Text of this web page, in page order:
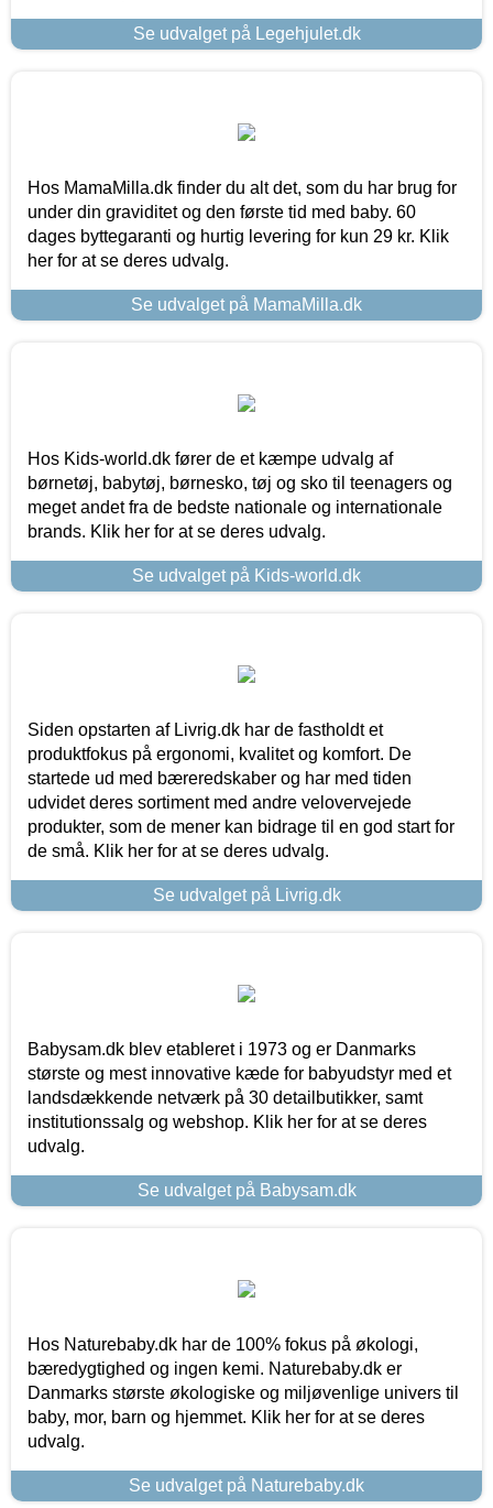
Se udvalget på Legehjulet.dk
Hos MamaMilla.dk finder du alt det, som du har brug for
under din graviditet og den første tid med baby. 60
dages byttegaranti og hurtig levering for kun 29 kr. Klik
her for at se deres udvalg.
Se udvalget på MamaMilla.dk
Hos Kids-world.dk fører de et kæmpe udvalg af
børnetøj, babytøj, børnesko, tøj og sko til teenagers og
meget andet fra de bedste nationale og internationale
brands. Klik her for at se deres udvalg.
Se udvalget på Kids-world.dk
Siden opstarten af Livrig.dk har de fastholdt et
produktfokus på ergonomi, kvalitet og komfort. De
startede ud med bæreredskaber og har med tiden
udvidet deres sortiment med andre velovervejede
produkter, som de mener kan bidrage til en god start for
de små. Klik her for at se deres udvalg.
Se udvalget på Livrig.dk
Babysam.dk blev etableret i 1973 og er Danmarks
største og mest innovative kæde for babyudstyr med et
landsdækkende netværk på 30 detailbutikker, samt
institutionssalg og webshop. Klik her for at se deres
udvalg.
Se udvalget på Babysam.dk
Hos Naturebaby.dk har de 100% fokus på økologi,
bæredygtighed og ingen kemi. Naturebaby.dk er
Danmarks største økologiske og miljøvenlige univers til
baby, mor, barn og hjemmet. Klik her for at se deres
udvalg.
Se udvalget på Naturebaby.dk